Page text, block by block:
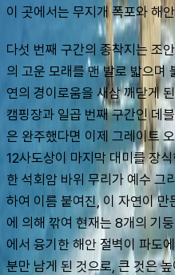
이 곳에서는 무지개 폭포와 해
다섯 번째 구간의 종착지는 조
의 고운 모래를 맨 발로 밟으며
연의 경이로움을 새삼 깨닫게
캠핑장과 일곱 번째 구간인 데
은 완주했다면 이제 그레이트
12사도상이 마지막 대미를 장
한 석회암 바위 무리가 예수 그
하여 이름 붙여진, 이 자연이
에 의해 깎여 현재는 8개의 기
에서 융기한 해안 절벽이 파도
분만 남게 된 것으로, 큰 것은